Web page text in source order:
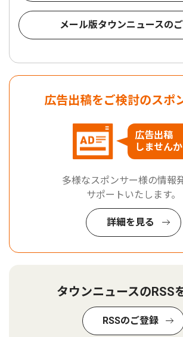
メール版タウンニュースの
広告出稿をご検討のスポ
広告出稿
しませんか
多様なスポンサー様の情報
サポートいたします。
詳細を見る
タウンニュースのRSS
RSSのご登録